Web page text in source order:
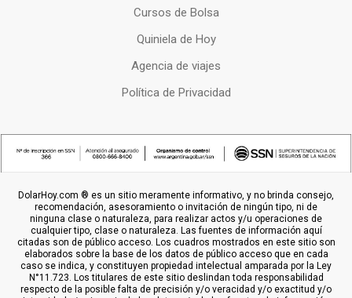
Cursos de Bolsa
Quiniela de Hoy
Agencia de viajes
Política de Privacidad
DolarHoy.com ® es un sitio meramente informativo, y no brinda consejo,
recomendación, asesoramiento o invitación de ningún tipo, ni de
ninguna clase o naturaleza, para realizar actos y/u operaciones de
cualquier tipo, clase o naturaleza. Las fuentes de información aquí
citadas son de público acceso. Los cuadros mostrados en este sitio son
elaborados sobre la base de los datos de público acceso que en cada
caso se indica, y constituyen propiedad intelectual amparada por la Ley
N°11.723. Los titulares de este sitio deslindan toda responsabilidad
respecto de la posible falta de precisión y/o veracidad y/o exactitud y/o